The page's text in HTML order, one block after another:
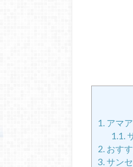
1. アマ
1.1.
2. おす
3. サン